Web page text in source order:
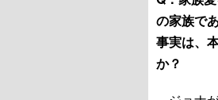
の家族で
事実は、
か？